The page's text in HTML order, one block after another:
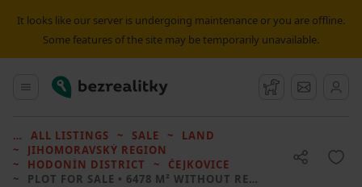
It looks like our server is undergoing maintenance or you are offline.
Some features of the site may be temporarily unavailable.
Main menu
Bezrealitky Watchdog
ALL LISTINGS SALE
LAND
JIHOMORAVSKÝ REGION
HODONÍN DISTRICT
ČEJKOVICE
PLOT FOR SALE • 6478 M² WITHOUT REAL ESTATE